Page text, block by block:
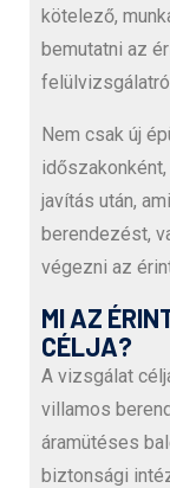
kötelező,
bemutatni az
Nem csak új
javítás után,
berendezést,
végezni az
MI AZ
CÉLJA?
A vizsgálat
villamos
áramütéses
biztonsági